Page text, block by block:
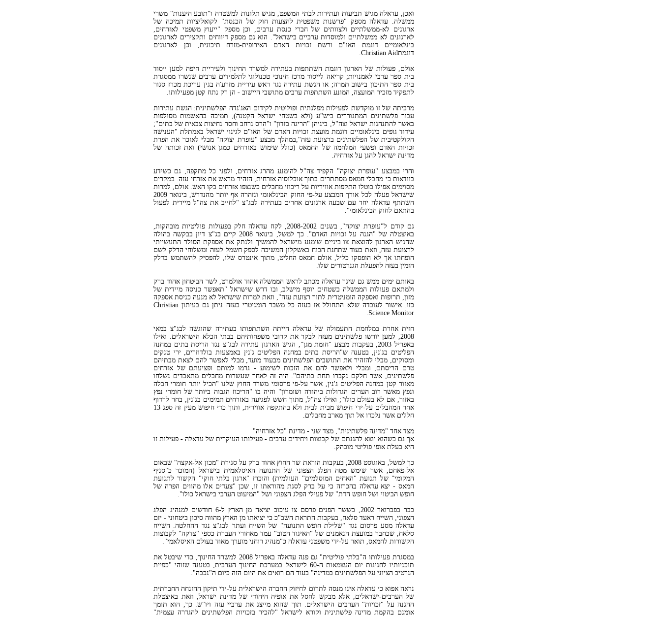
ואכן, עדאלה מגיש תביעות ועתירות לבתי המשפט, מגיש תלונות למשטרה ו"תובע היענות" משרי
ממשלה. עדאלה מספק "פרשנות משפטית להצעות חוק של הכנסת" לקואליציות תמיכה של
ארגונים לא-ממשלתיים ולצוותים של חברי כנסת ערבים, וכן מספק "ייעוץ משפטי לאזרחים,
לארגונים לא ממשלתיים ולמוסדות ערביים בישראל". הוא גם מספק דיווחים ותקצירים לארגונים
בינלאומיים דוגמת האו"ם ורשת זכויות האדם האירופית-מזרח תיכונית, וכן לארגונים
דוגמתChristian Aid.
אולם, פעולות של הארגון דוגמת השתתפות בעתירה למשרד החינוך ולעיריית חיפה למען ייסוד
בית ספר ערבי לאמנויות; קריאה לייסוד מרכז חינוכי טכנולוגי לתלמידים ערבים שנשרו ממסגרת
בית ספר התיכון בישוב תמרה; או הגשת עתירה נגד ראש עיריית מזרע'ה בגין עריכת מכרז סגור
לתפקיד מזכיר המועצה, המונע השתתפות ערבים מתושבי היישוב - הן רק נתח קטן מפעילותו.
מרביתה של זו מוקדשת לפעילות מפלגתית ופוליטית לקידום האג'נדה הפלשתינית: הגשת עתירות
עבור פלשתינים המתגוררים ביש"ע (ולא בשטחי ישראל הקטנה); תמיכה בהאשמות מסולפות
באשר להתנהגות ישראל וצה"ל, ביניהן "הריגה בזדון" ו"הרס נרחב וחסר נחיצות צבאית של בתים";
עידוד גופים בינלאומיים דוגמת מועצת זכויות האדם של האו"ם לגינוי ישראל באמתלת "הענישה
הקולקטיבית של הפלשתינים ברצועת עזה",במהלך מבצע "עופרת יצוקה" מבלי לאזכר את הפרת
זכויות האדם ופשעי המלחמה של החמאס (כולל שימוש באזרחים כמגן אנושי) ואת זכותה של
מדינת ישראל להגן על אזרחיה.
והרי במבצע "עופרת יצוקה" הקפיד צה"ל להימנע מהרג אזרחים, ולפני כל מתקפה, גם כשידע
בוודאות כי מחבלי חמאס מסתתרים בתוך אוכלוסיה אזרחית, הזהיר מראש את אזרחי עזה. במקרים
מסוימים אפילו בוטלו התקפות אוויריות על ריכוזי מחבלים כשנצפו אזרחים בקו האש. אולם, למרות
שישראל פעלה לכל אורך המבצע על-פי החוק הבינלאומי ונזהרה אף יותר מהנדרש, בינואר 2009
השתתף עדאלה יחד עם שבעה ארגונים אחרים בעתירה לבג"צ "לחייב את צה"ל מיידית לפעול
בהתאם לחוק הבינלאומי".
גם קודם ל"עופרת יצוקה", בשנים 2008-2002, לקח עדאלה חלק בפעולות פוליטיות מובהקות,
באיצטלה של "הגנה על זכויות האדם". כך למשל, בינואר 2008 קיים בג"צ דיון בבקשה בהולה
שהגיש הארגון להוצאת צו ביניים שימנע מישראל להמשיך ולנתק את אספקת הסולר התעשייתי
לרצועת עזה, וזאת בעוד שתחנת הכוח באשקלון המשיכה לספק חשמל לעזה ומשלוחי הדלק לשם
הופחתו אך לא הופסקו כליל, אולם חמאס החליט, מתוך אינטרס שלו, להפסיק להשתמש בדלק
הזמין בעזה להפעלת הגנרטורים שלו.
באותם ימים ממש גם שיגר עדאלה מכתב לראש הממשלה אהוד אולמרט, לשר הביטחון אהוד ברק
ולמתאם פעולות הממשלה בשטחים יוסף מישלב, ובו דרש שישראל "תאפשר כניסה מיידית של
מזון, תרופות ואספקה הומניטרית לתוך רצועת עזה", וזאת למרות שישראל לא מנעה כניסת אספקה
כזו. אישור לעובדה שלא התחולל אז בעזה כל משבר הומניטרי בעזה ניתן גם בעיתון Christian
Science Monitor.
חזית אחרת במלחמת התעמולה של עדאלה הייתה השתתפותו בעתירה שהוגשה לבג"צ במאי
2008, למען יורשו פלשתינים מעזה לבקר את קרובי משפחותיהם בבתי הכלא הישראלים. ואילו
באפריל 2003, בעקבות מבצע "חומת מגן", הגיש הארגון עתירה לבג"צ נגד הריסת בתים במחנה
הפליטים בג'נין, בטענה ש"הריסת בתים במחנה הפליטים ג'נין באמצעות בולדוזרים, ירי טנקים
ומסוקים, מבלי להזהיר את התושבים הפלשתינים מבעוד מועד, מבלי לאפשר להם לצאת מבתיהם
טרם הריסתם, ומבלי ולאפשר להם את הזכות לשימוע - גרמו למותם ופציעתם של אזרחים
פלשתינים, אשר חלקם נקברו תחת בתיהם". היה זה לאחר שעשרות מחבלים מתאבדים נשלחו
מאזור קטן במחנה הפליטים ג'נין, אשר על-פי פרסומי משרד החוץ שלנו "הכיל יותר חומרי חבלה
ונפץ מאשר רוב הערים הגדולות ביהודה ושומרון" והיה בו "הריכוז הגבוה ביותר של חומרי נפץ
באזור, אם לא בעולם כולו"; ואילו צה"ל, מתוך חשש לפגיעה באזרחים תמימים בג'נין, בחר לרדוף
אחר המחבלים על-ידי חיפוש מבית לבית ולא בהתקפה אווירית, ותוך כדי חיפוש מעין זה ספג 13
חללים אשר נלכדו אל תוך מארב מחבלים.
מצד אחד "מדינה פלשתינית", מצד שני - מדינת "כל אזרחיה"
אך גם כשהוא יוצא להגנתם של קבוצות ויחידים ערבים - פעילותו העיקרית של עדאלה - פעילות זו
היא בעלת אופי פוליטי מובהק.
כך למשל, באוגוסט 2008, בעקבות הוראת שר החוץ אהוד ברק על סגירת "מכון אל-אקצה" שבאום
אל-פאחם, אשר שימש מטה הפלג הצפוני של התנועה האיסלאמית בישראל (המוכר כ"סניף
המקומי" של תנועת "האחים המוסלמים" העולמית) והוכרז "ארגון בלתי חוקי" הקשור לתנועת
חמאס - יצא עדאלה בהכרזה כי על ברק לסגת מהוראתו זו, שכן "צעדים אלו מהווים הפרה של
חופש הביטוי ושל חופש הדת" של פעילי הפלג הצפוני ושל "המיעוט הערבי בישראל כולו".
כבר בפברואר 2002, כששר הפנים פרסם צו עיכוב יציאה מן הארץ ל-6 חודשים למנהיג הפלג
הצפוני, השייח ראעד סלאח, בעקבות התראת השב"כ כי יציאתו מן הארץ מהווה סיכון ביטחוני - יזם
עדאלה מסע פרסום נגד "שלילת חופש התנועה" של השייח ועתר לבג"צ נגד ההחלטה. השייח
סלאח, שכחבר במועצת הנאמנים של "האיגוד הטוב" עמד מאחורי העברת כספי "צדקה" לקבוצות
הקשורות לחמאס, תואר על-ידי משפטני עדאלה כ"מנהיג רוחני מוערך מאוד בעולם האיסלאמי".
במסגרת פעילותו ה"בלתי פוליטית" גם פנה עדאלה באפריל 2008 למשרד החינוך, כדי שיבטל את
תוכניותיו לחגיגות יום העצמאות ה-60 לישראל במערכת החינוך הערבית, בטענה שזוהי "כפיית
הנרטיב הציוני על הפלשתינים במדינה" בעוד הם רואים את היום הזה כיום ה"נכבה".
נראה אפוא כי עדאלה אינו מנסה לתרום לחיזוק החברה הישראלית על-ידי תיקון ההזנחה החברתית
של הערבים-ישראלים, אלא מבקש לחסל את אופיה היהודי של מדינת ישראל, וזאת באיצטלת
ההגנה על "זכויות" הערבים הישראלים. תוך שהוא מייצג את ערביי עזה ויו"ש. כך, הוא תומך
אומנם בהקמת מדינה פלשתינית וקורא לישראל "להכיר בזכויות הפלשתינים להגדרה עצמית"